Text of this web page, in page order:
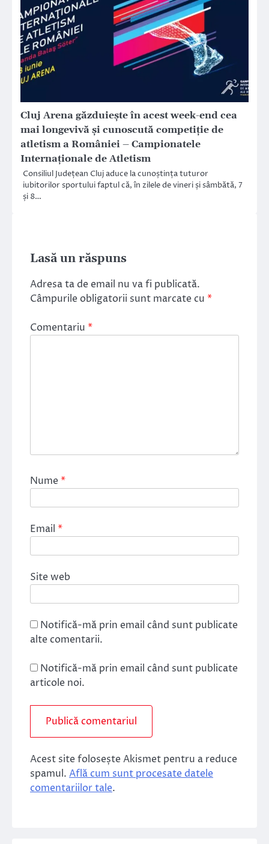
Cluj Arena găzduiește în acest week-end cea
mai longevivă şi cunoscută competiție de
atletism a României – Campionatele
Internaționale de Atletism
Consiliul Județean Cluj aduce la cunoștința tuturor
iubitorilor sportului faptul că, în zilele de vineri și sâmbătă, 7
și 8…
Lasă un răspuns
Adresa ta de email nu va fi publicată.
Câmpurile obligatorii sunt marcate cu *
Comentariu *
Nume*
Email *
Site web
Notifică-mă prin email când sunt publicate
alte comentarii.
Notifică-mă prin email când sunt publicate
articole noi.
Acest site folosește Akismet pentru a reduce
spamul. Află cum sunt procesate datele
comentariilor tale.